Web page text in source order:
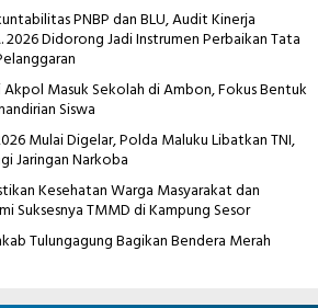
PNBP dan BLU, Audit Kinerja
2026 Didorong Jadi Instrumen Perbaikan Tata
Masuk Sekolah di Ambon, Fokus Bentuk
Siswa
Mulai Digelar, Polda Maluku Libatkan TNI,
Jaringan Narkoba
Kesehatan Warga Masyarakat dan
Suksesnya TMMD di Kampung Sesor
Tulungagung Bagikan Bendera Merah